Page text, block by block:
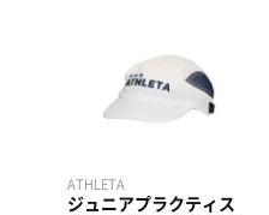
ATHLETA
ジュニアプラクティス